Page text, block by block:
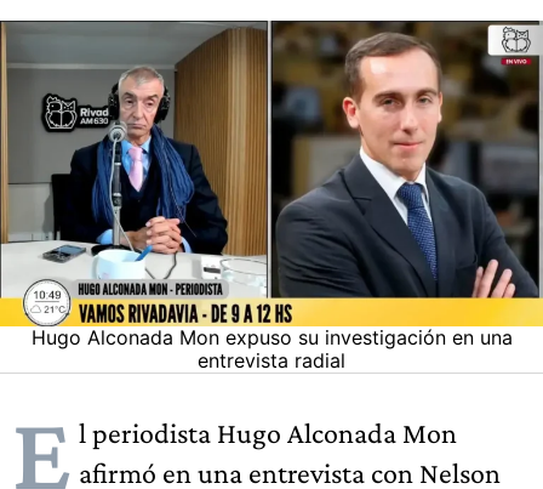
Hugo Alconada Mon expuso su investigación en una
entrevista radial
E l periodista Hugo Alconada Mon
afirmó en una entrevista con Nelson